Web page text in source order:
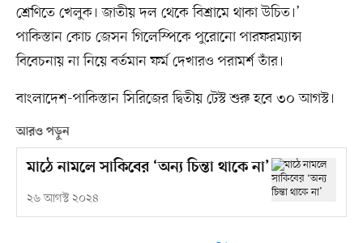
শ্রেণিতে খেলুক। জাতীয় দল থেকে বিশ্রামে থাকা উচিত।’
পাকিস্তান কোচ জেসন গিলেস্পিকে পুরোনো পারফরম্যান্স
বিবেচনায় না নিয়ে বর্তমান ফর্ম দেখারও পরামর্শ তাঁর।
বাংলাদেশ-পাকিস্তান সিরিজের দ্বিতীয় টেস্ট শুরু হবে ৩০ আগস্ট।
আরও পড়ুন
মাঠে নামলে সাকিবের ‘অন্য চিন্তা থাকে না’
২৬ আগস্ট ২০২৪